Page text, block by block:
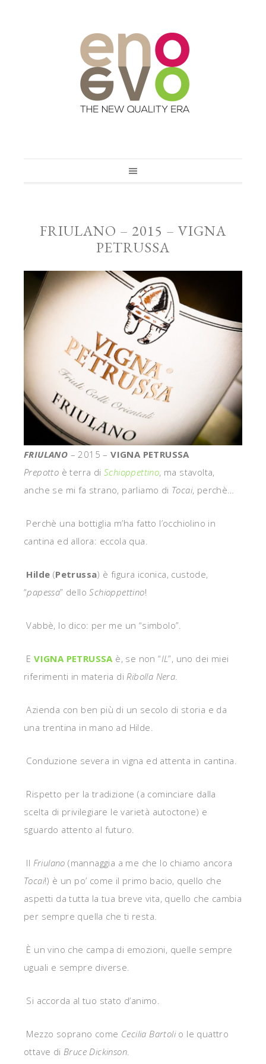
FRIULANO – 2015 – VIGNA
PETRUSSA
FRIULANO – 2015 –VIGNA PETRUSSA
Prepotto è terra diSchioppettino, ma stavolta,
anche se mi fa strano, parliamo di Tocai, perchè…
Perchè una bottiglia m’ha fatto l’occhiolino in
cantina ed allora: eccola qua.
Hilde (Petrussa) è figura iconica, custode,
“papessa” delloSchioppettino!
Vabbè, lo dico: per me un “simbolo”.
EVIGNA PETRUSSAè, se non “IL”, uno dei miei
riferimenti in materia diRibolla Nera.
Azienda con ben più di un secolo di storia e da
una trentina in mano ad Hilde.
Conduzione severa in vigna ed attenta in cantina.
Rispetto per la tradizione (a cominciare dalla
scelta di privilegiare le varietà autoctone) e
sguardo attento al futuro.
Il Friulano (mannaggia a me che lo chiamo ancora
Tocai!) è un po’ come il primo bacio, quello che
aspetti da tutta la tua breve vita, quello che cambia
per sempre quella che ti resta.
È un vino che campa di emozioni, quelle sempre
uguali e sempre diverse.
Si accorda al tuo stato d’animo.
Mezzo soprano come Cecilia Bartolio le quattro
ottave diBruce Dickinson.